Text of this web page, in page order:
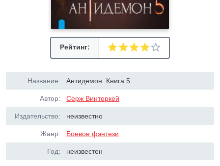
Рейтинг:
Название: Антидемон. Книга 5
Автор: Серж Винтеркей
Издательство: неизвестно
Жанр: Боевое фэнтези
Год: неизвестен